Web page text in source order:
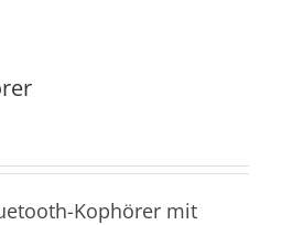
Kophörer mit